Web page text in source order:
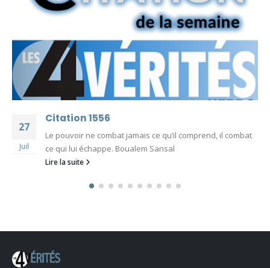
27
Juil
Citation 1556
Le pouvoir ne combat jamais ce qu’il comprend, il combat
ce qui lui échappe. Boualem Sansal
Lire la suite